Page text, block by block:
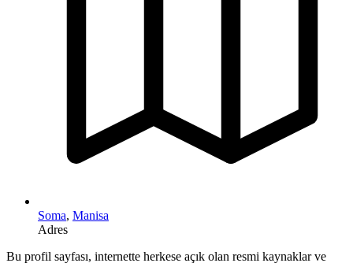
Soma, Manisa
Adres
Bu profil sayfası, internette herkese açık olan resmi kaynaklar ve